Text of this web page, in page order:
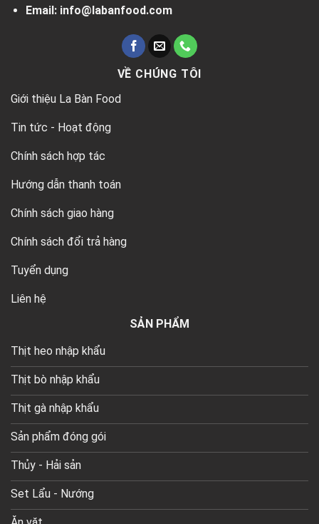
Email: info@labanfood.com
VỀ CHÚNG TÔI
Giới thiệu La Bàn Food
Tin tức - Hoạt động
Chính sách hợp tác
Hướng dẫn thanh toán
Chính sách giao hàng
Chính sách đổi trả hàng
Tuyển dụng
Liên hệ
SẢN PHẨM
Thịt heo nhập khẩu
Thịt bò nhập khẩu
Thịt gà nhập khẩu
Sản phẩm đóng gói
Thủy - Hải sản
Set Lẩu - Nướng